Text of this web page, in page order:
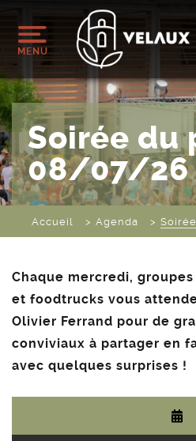
MENU
Soirée du
08/07/26
Accueil Agenda
Chaque mercredi,
et foodtrucks vous
Olivier Ferrand pour de
conviviaux à partager en
avec quelques surprises !